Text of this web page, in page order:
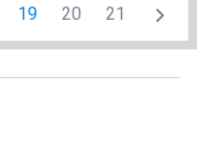
19 20 21